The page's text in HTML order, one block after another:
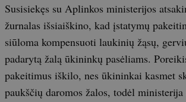
Susisiekęs su Aplinkos ministerijos
žurnalas išsiaiškino, kad įstatymų
siūloma kompensuoti laukinių žąsų,
padarytą žalą ūkininkų pasėliams.
pakeitimus iškilo, nes ūkininkai kasmet
paukščių daromos žalos, todėl